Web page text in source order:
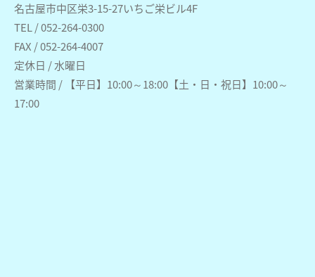
名古屋市中区栄3-15-27いちご栄ビル4F
TEL / 052-264-0300
FAX / 052-264-4007
定休日 / 水曜日
営業時間 / 【平日】10:00～18:00【土・日・祝日】10:00～
17:00